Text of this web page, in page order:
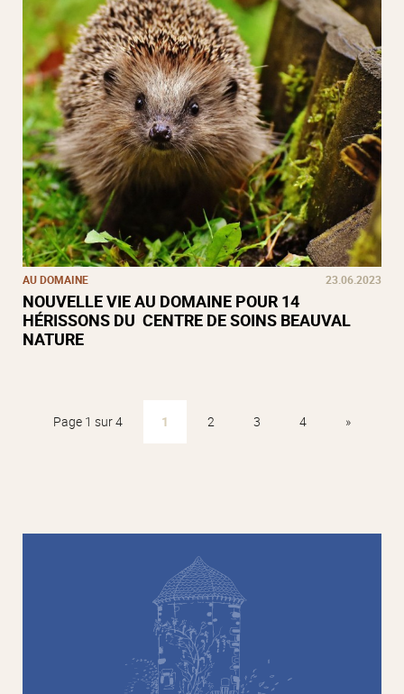
AU DOMAINE 23.06.2023
NOUVELLE VIE AU DOMAINE POUR 14
HÉRISSONS DU CENTRE DE SOINS BEAUVAL
NATURE
Page 1 sur 4 1 2 3 4 »